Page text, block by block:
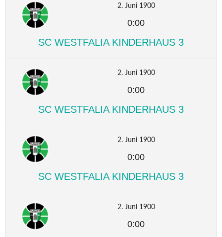
2. Juni 1900
0:00
SC WESTFALIA KINDERHAUS 3
2. Juni 1900
0:00
SC WESTFALIA KINDERHAUS 3
2. Juni 1900
0:00
SC WESTFALIA KINDERHAUS 3
2. Juni 1900
0:00